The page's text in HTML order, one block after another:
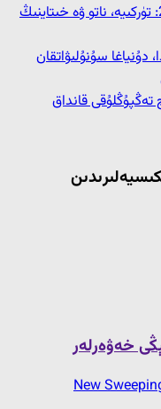
خەلقئارا ۋەزىيەت ۋە كۈنتەرتىپ 218: تۈركىيە، ناتو ۋە خىتاينىڭ
دۇنياغا سۇنۇلىۋاتقان
تەڭپۇڭلۇقى قانداق
خەۋەرلەر
New